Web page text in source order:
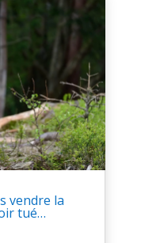
vendre la
tué…